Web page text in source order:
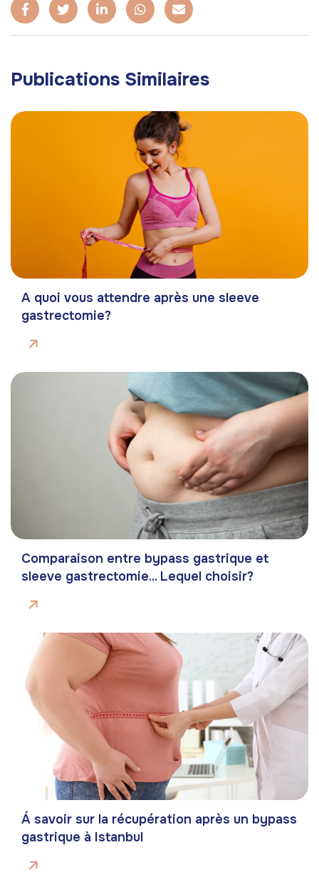
Publications Similaires
A quoi vous attendre après une sleeve
gastrectomie?
Comparaison entre bypass gastrique et
sleeve gastrectomie... Lequel choisir?
Á savoir sur la récupération après un bypass
gastrique à Istanbul